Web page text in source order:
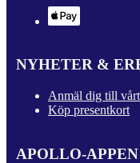
NYHETER &
Anmäl dig till
Köp presentkort
APOLLO-APPEN